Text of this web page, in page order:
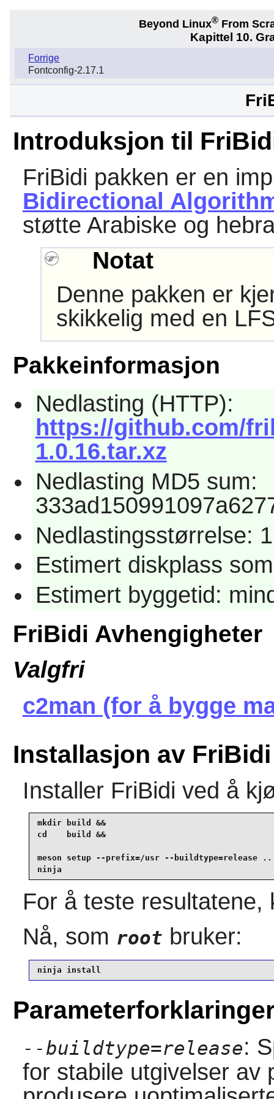
Beyond Linux®From
Kapittel 10.
Forrige
Fontconfig-2.17.1
Introduksjon til
FriBidi pakken er en
Bidirectional
støtte Arabiske og
Notat
Denne pakken er
skikkelig med en
Pakkeinformasjon
Nedlasting (HTTP):
https://github.com/
1.0.16.tar.xz
Nedlasting MD5 sum:
Nedlastingsstørrelse:
Estimert diskplass
Estimert byggetid:
FriBidi Avhengigheter
Valgfri
c2man (for å bygge
Installasjon av FriBidi
Installer FriBidi ved å
mkdir build &&
cd    build &&
meson setup --prefix=/usr --buildtype=release ..
ninja
For å teste
Nå, som root bruker:
ninja install
--buildtype=release:
for stabile utgivelser av